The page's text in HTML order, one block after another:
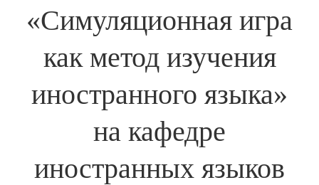
«Симуляционная игра
как метод изучения
иностранного языка»
на кафедре
иностранных языков